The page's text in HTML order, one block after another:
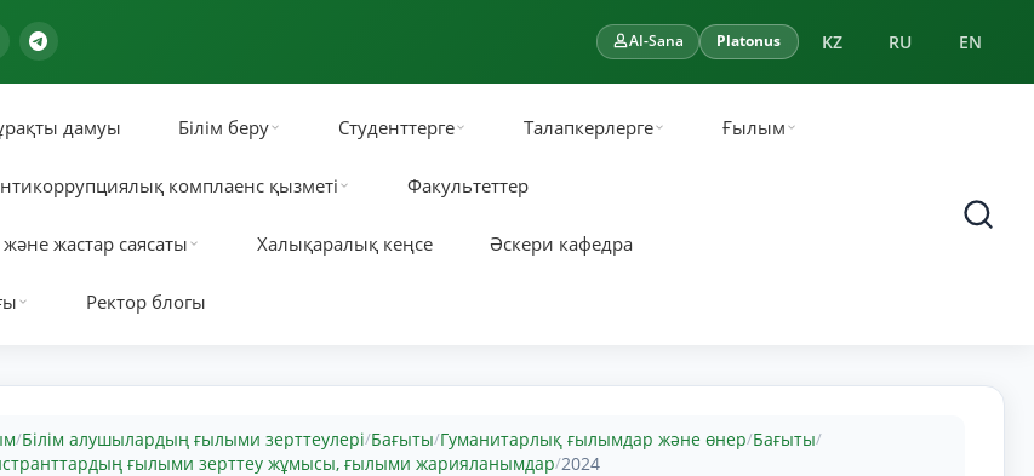
AI-Sana Platonus KZ RU EN
дамуы Білім беру Студенттерге Талапкерлерге Ғылым
комплаенс қызметі Факультеттер
жастар саясаты Халықаралық кеңсе Әскери кафедра
Ректор блогы
/Білім алушылардың ғылыми зерттеулері/Бағыты/Гуманитарлық ғылымдар және өнер/Бағыты/
ғылыми зерттеу жұмысы, ғылыми жарияланымдар/2024